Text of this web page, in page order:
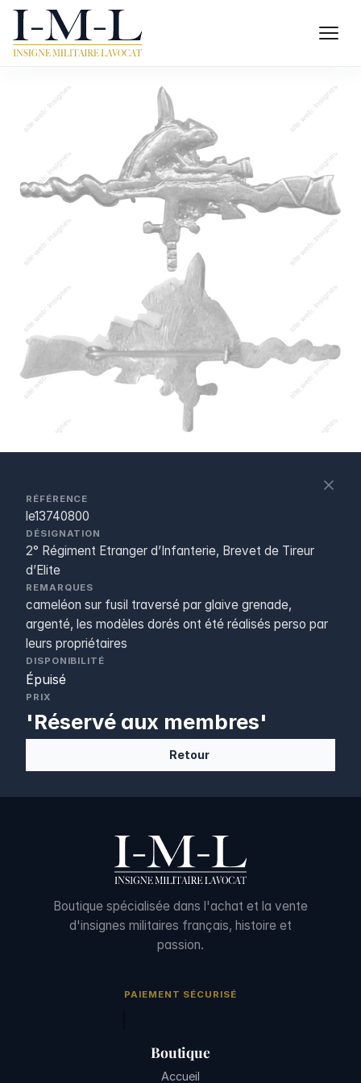
RÉFÉRENCE
le13740800
DÉSIGNATION
2° Régiment Etranger d’Infanterie, Brevet de Tireur
d’Elite
REMARQUES
cameléon sur fusil traversé par glaive grenade,
argenté, les modèles dorés ont été réalisés perso par
leurs propriétaires
DISPONIBILITÉ
Épuisé
PRIX
'Réservé aux membres'
Retour
Boutique spécialisée dans l'achat et la vente
d'insignes militaires français, histoire et
passion.
PAIEMENT SÉCURISÉ
Boutique
Accueil